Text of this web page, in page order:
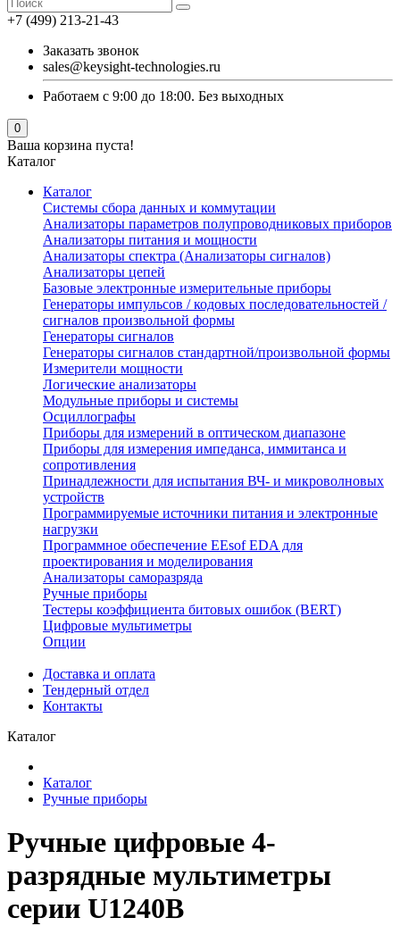
+7 (499) 213-21-43
Заказать звонок
sales@keysight-technologies.ru
Работаем с 9:00 до 18:00. Без выходных
0
Ваша корзина пуста!
Каталог
Каталог
Cистемы сбора данных и коммутации
Анализаторы параметров полупроводниковых приборов
Анализаторы питания и мощности
Анализаторы спектра (Анализаторы сигналов)
Анализаторы цепей
Базовые электронные измерительные приборы
Генераторы импульсов / кодовых последовательностей /
сигналов произвольной формы
Генераторы сигналов
Генераторы сигналов стандартной/произвольной формы
Измерители мощности
Логические анализаторы
Модульные приборы и системы
Осциллографы
Приборы для измерений в оптическом диапазоне
Приборы для измерения импеданса, иммитанса и
сопротивления
Принадлежности для испытания ВЧ- и микроволновых
устройств
Программируемые источники питания и электронные
нагрузки
Программное обеспечение EEsof EDA для
проектирования и моделирования
Анализаторы саморазряда
Ручные приборы
Тестеры коэффициента битовых ошибок (BERT)
Цифровые мультиметры
Опции
Доставка и оплата
Тендерный отдел
Контакты
Каталог
Каталог
Ручные приборы
Ручные цифровые 4-
разрядные мультиметры
серии U1240B